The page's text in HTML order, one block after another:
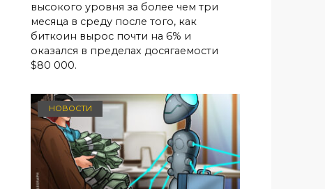
высокого уровня за более чем три
месяца в среду после того, как
биткоин вырос почти на 6% и
оказался в пределах досягаемости
$80 000.
НОВОСТИ